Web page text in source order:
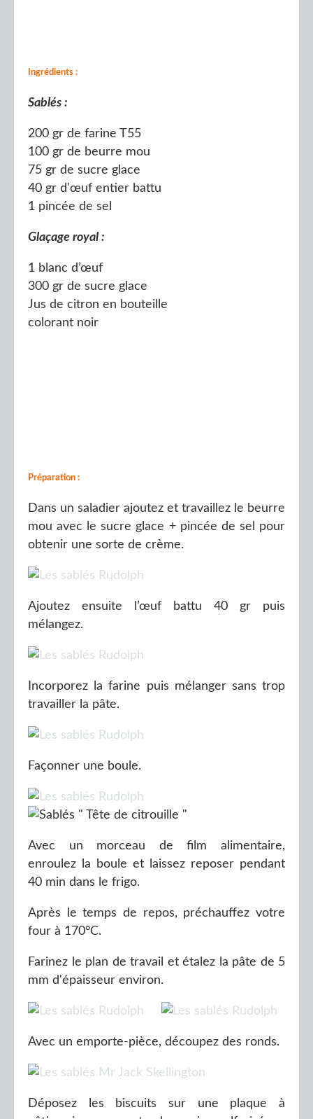
Ingrédients :
Sablés :
200 gr de farine T55
100 gr de beurre mou
75 gr de sucre glace
40 gr d'œuf entier battu
1 pincée de sel
Glaçage royal :
1 blanc d’œuf
300 gr de sucre glace
Jus de citron en bouteille
colorant noir
Préparation :
Dans un saladier ajoutez et travaillez le beurre
mou avec le sucre glace + pincée de sel pour
obtenir une sorte de crème.
Ajoutez ensuite l’œuf battu 40 gr puis
mélangez.
Incorporez la farine puis mélanger sans trop
travailler la pâte.
Façonner une boule.
Avec un morceau de film alimentaire,
enroulez la boule et laissez reposer pendant
40 min dans le frigo.
Après le temps de repos, préchauffez votre
four à 170°C.
Farinez le plan de travail et étalez la pâte de 5
mm d'épaisseur environ.
Avec un emporte-pièce, découpez des ronds.
Déposez les biscuits sur une plaque à